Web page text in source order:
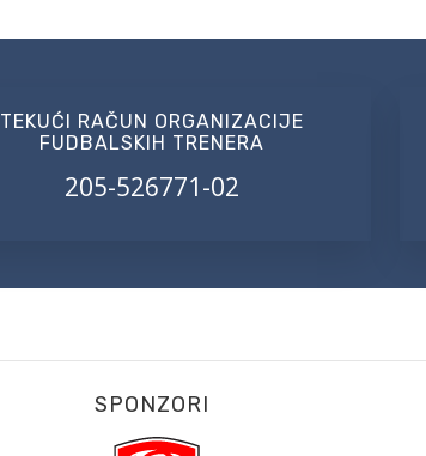
TEKUĆI RAČUN ORGANIZACIJE
FUDBALSKIH TRENERA
205-526771-02
SPONZORI